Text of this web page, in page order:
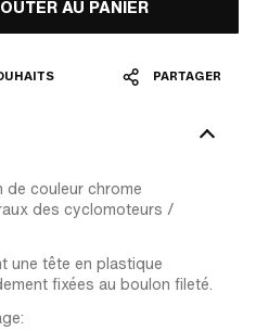
AU PANIER
PARTAGER
couleur chrome
des cyclomoteurs /
une tête en plastique
fixées au boulon fileté.